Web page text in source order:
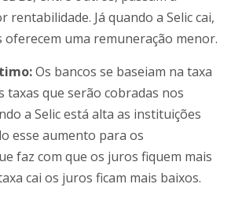
rentabilidade. Já quando a Selic cai,
oferecem uma remuneração menor.
Os bancos se baseiam na taxa
taxas que serão cobradas nos
a Selic está alta as instituições
esse aumento para os
faz com que os juros fiquem mais
cai os juros ficam mais baixos.